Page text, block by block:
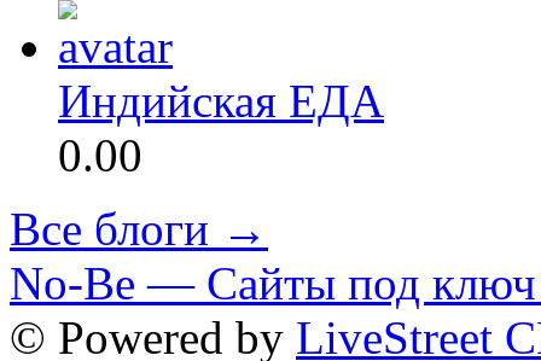
Индийская ЕДА
0.00
Все блоги →
No-Be — Сайты под ключ
© Powered by LiveStreet